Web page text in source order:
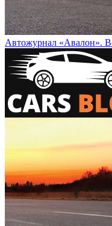
Автожурнал «Авалон».